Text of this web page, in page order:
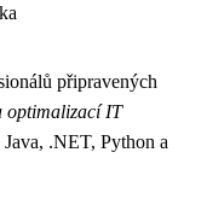
připravených
optimalizací IT
.NET, Python a